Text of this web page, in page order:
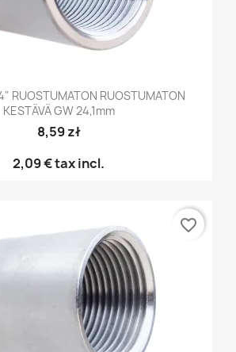
RUOSTUMATON RUOSTUMATON
KESTÄVÄ GW 24,1mm
8,59 zł
2,09 €tax incl.
favorite_border